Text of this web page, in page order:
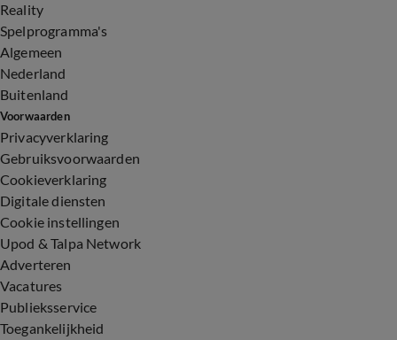
Reality
Spelprogramma's
Algemeen
Nederland
Buitenland
Voorwaarden
Privacyverklaring
Gebruiksvoorwaarden
Cookieverklaring
Digitale diensten
Cookie instellingen
Upod & Talpa Network
Adverteren
Vacatures
Publieksservice
Toegankelijkheid